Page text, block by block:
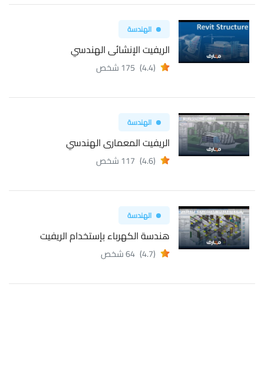
الهندسة
الريفيت الإنشائى الهندسي
(4.4) 175 شخص
الهندسة
الريفيت المعمارى الهندسي
(4.6) 117 شخص
الهندسة
هندسة الكهرباء بإستخدام الريفيت
(4.7) 64 شخص